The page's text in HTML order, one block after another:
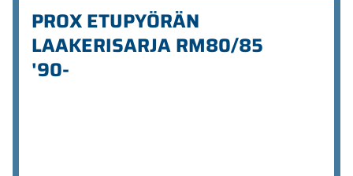
PROX ETUPYÖRÄN
LAAKERISARJA RM80/85
'90-